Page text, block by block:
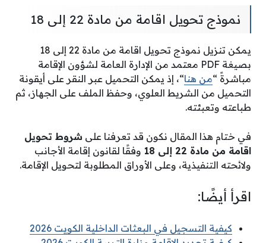
نموذج تحويل اقامة من مادة 22 إلى 18
يمكن تنزيل نموذج تحويل اقامة من مادة 22 إلى 18
بصيغة PDF معتمد من الإدارة العامة لشؤون الإقامة
مباشرةً “من هنا“، إذ يمكن التحميل عبر النقر على أيقونة
التحميل من الشريط العلوي، وحفظ الملف على الجهاز، ثم
طباعته وتعبئته.
في ختام هذا المقال نكون قد تعرفنا على شروط تحويل
اقامة من مادة 22 إلى 18
وفقًا لقانون إقامة الأجانب
ولائحته التنفيذية، وعلى الأوراق المطلوبة لتحويل الإقامة.
اقرأ أيضًا:
كيفية التسجيل في البعثات الداخلية الكويت 2026